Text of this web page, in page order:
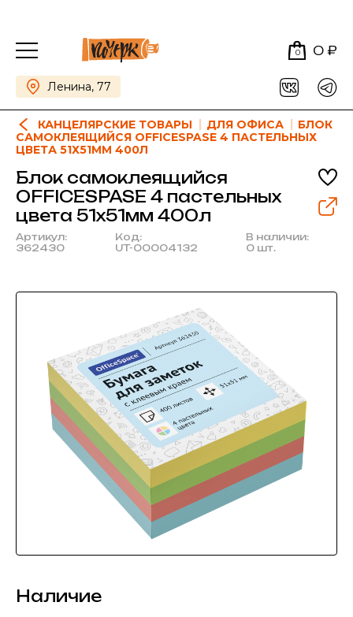
0 0 ₽
Ленина, 77
КАНЦЕЛЯРСКИЕ ТОВАРЫ ДЛЯ ОФИСА
БЛОК
САМОКЛЕЯЩИЙСЯ OFFICESPASE 4 ПАСТЕЛЬНЫХ
ЦВЕТА 51Х51ММ 400Л
Блок самоклеящийся
OFFICESPASE 4 пастельных
цвета 51х51мм 400л
Артикул:
362430
Код:
UT-00004132
В наличии:
0 шт.
Наличие